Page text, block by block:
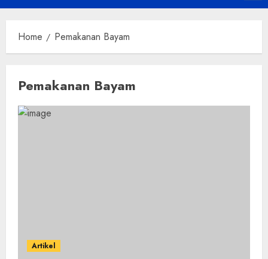
Menu
Home Pemakanan Bayam
Pemakanan Bayam
Artikel